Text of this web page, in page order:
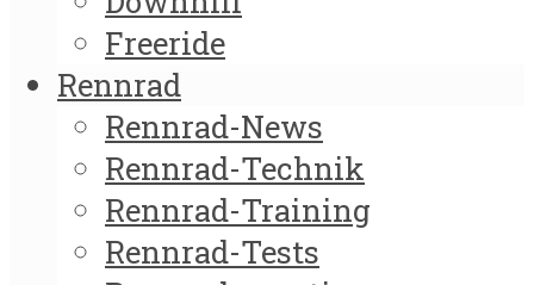
Freeride
Rennrad
Rennrad-News
Rennrad-Technik
Rennrad-Training
Rennrad-Tests